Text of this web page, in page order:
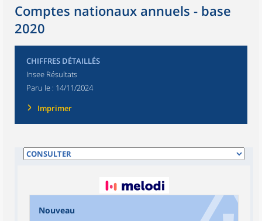
Comptes nationaux annuels - base
2020
CHIFFRES DÉTAILLÉS
Insee Résultats
Paru le : 14/11/2024
Imprimer
Nouveau